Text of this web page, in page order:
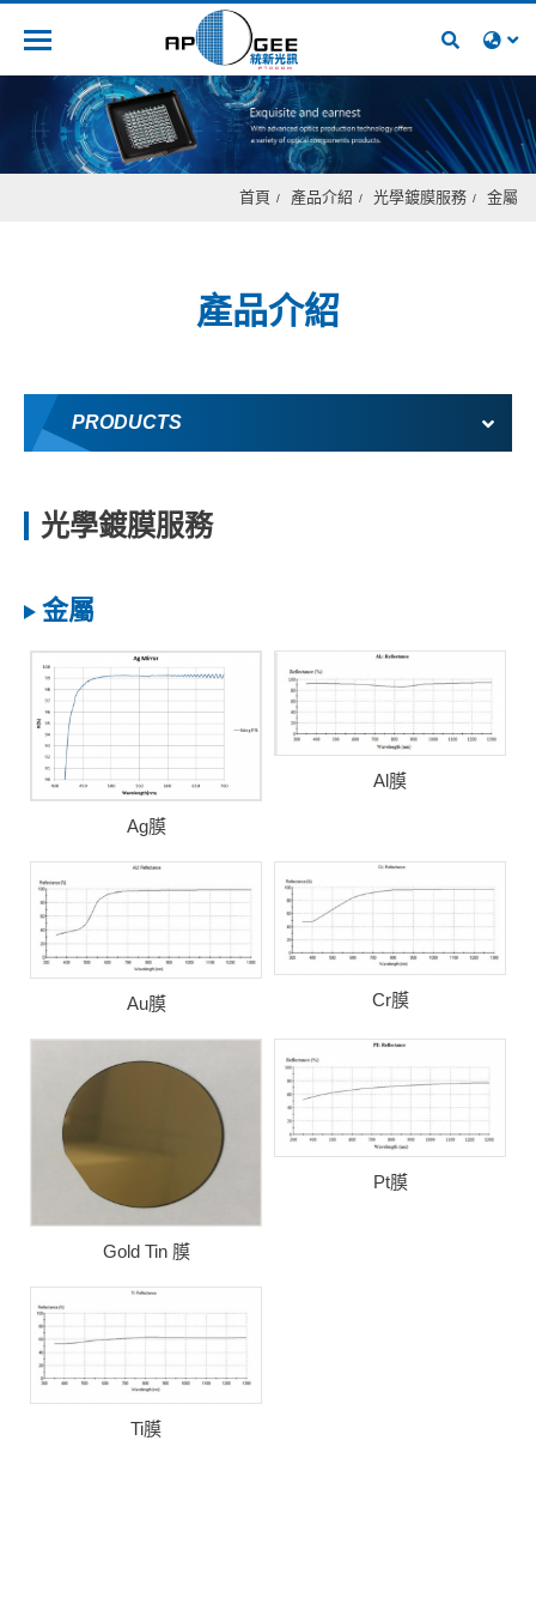
首頁 產品介紹 光學鍍膜服務 金屬
產品介紹
PRODUCTS
光學鍍膜服務
金屬
Ag膜
Al膜
Au膜 Cr膜
Gold Tin 膜
Pt膜
Ti膜